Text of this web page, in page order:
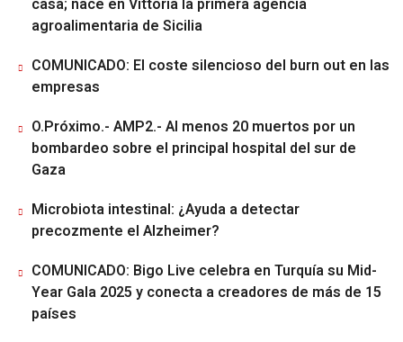
casa; nace en Vittoria la primera agencia
agroalimentaria de Sicilia
COMUNICADO: El coste silencioso del burn out en las
empresas
O.Próximo.- AMP2.- Al menos 20 muertos por un
bombardeo sobre el principal hospital del sur de
Gaza
Microbiota intestinal: ¿Ayuda a detectar
precozmente el Alzheimer?
COMUNICADO: Bigo Live celebra en Turquía su Mid-
Year Gala 2025 y conecta a creadores de más de 15
países